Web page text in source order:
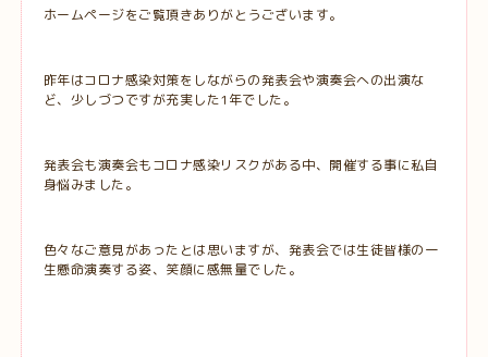
ホームページをご覧頂きありがとうございます。
昨年はコロナ感染対策をしながらの発表会や演奏会への出演な
ど、少しづつですが充実した1年でした。
発表会も演奏会もコロナ感染リスクがある中、開催する事に私自
身悩みました。
色々なご意見があったとは思いますが、発表会では生徒皆様の一
生懸命演奏する姿、笑顔に感無量でした。